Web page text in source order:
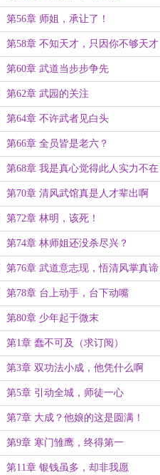
第56章 师姐，承让了！
第58章 不知天才，只因你不够天才
第60章 武道当步步争先
第62章 武园的关注
第64章 不许武者见白头
第66章 全员皆是老六？
第68章 我是真心觉得此人实力不在
我之下
第70章 清风武馆真是人才辈出啊
第72章 林明，该死！
第74章 林师姐还没杀尽兴？
第76章 武道意志现，悟清风掌真谛
第78章 台上动手，台下动嘴
第80章 少年起于微末
第1章 蠢不可及（求订阅）
第3章 双功法小成，他凭什么啊
第5章 引动全城，师徒一心
第7章 大成？他娘的这是圆满！
（加更）
第9章 寒门雏鹰，终得第一
第11章 银钱虽多，却非我愿